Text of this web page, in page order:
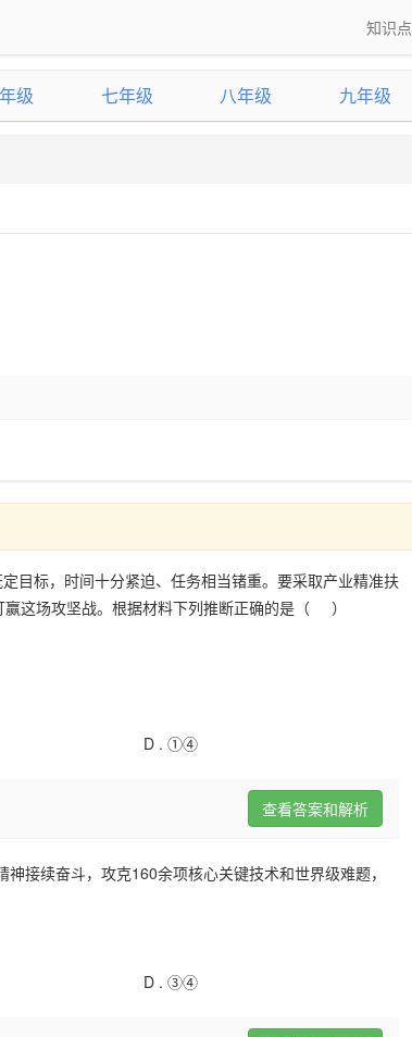
知识点
级 七年级 八年级 九年级
目标，时间十分紧迫、任务相当锗重。要采取产业精准扶
赢这场攻坚战。根据材料下列推断正确的是（ ）
D . ①④
查看答案和解析
接续奋斗，攻克160余项核心关键技术和世界级难题，
D . ③④